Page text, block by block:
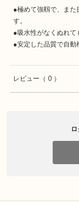
●極めて強靱で、また
す。
●吸水性がなくぬれて
●安定した品質で自動
レビュー （ 0 ）